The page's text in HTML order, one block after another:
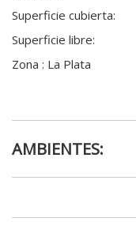
Superficie cubierta:
Superficie libre:
Zona : La Plata
AMBIENTES: